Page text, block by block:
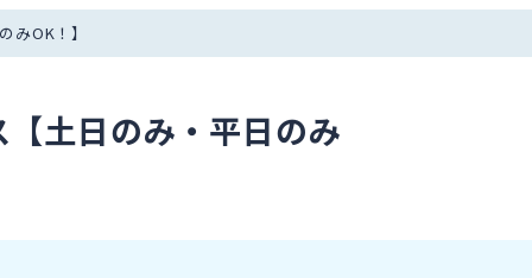
OK！】
土日のみ・平日のみ